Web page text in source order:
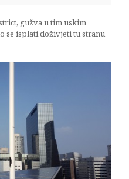
gužva u tim uskim
se isplati doživjeti tu stranu